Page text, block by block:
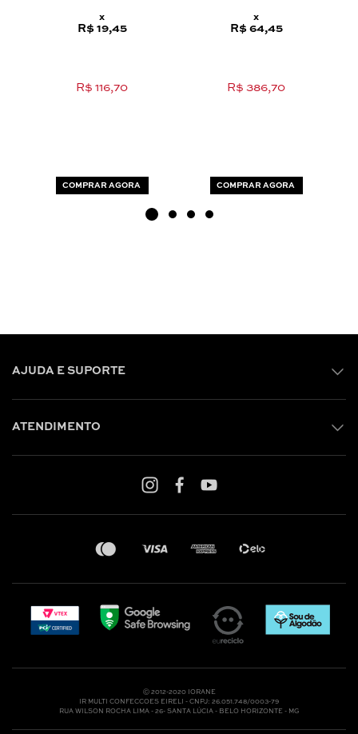
x
R$ 19,45
R$ 116,70
COMPRAR AGORA
x
R$ 64,45
R$ 386,70
COMPRAR AGORA
AJUDA E SUPORTE
ATENDIMENTO
Whatsapp: (31) 97219-6604
Nossas Lojas
Ⓒ 2012-2020 IORANE
IR MULTI CONFECCOES EIRELI - CNPJ: 26.051.748/0003-79
RUA WILSON ROCHA LIMA - 26- SANTA LÚCIA - BELO HORIZONTE - MG